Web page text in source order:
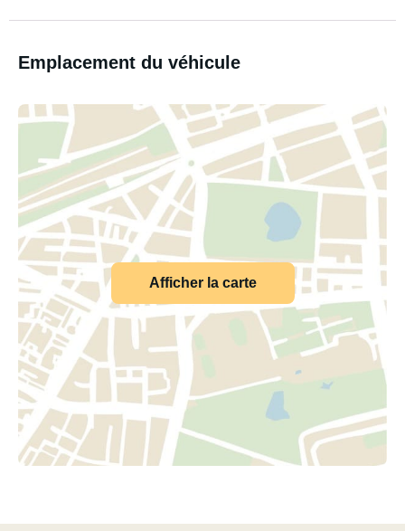
Emplacement du véhicule
Afficher la carte